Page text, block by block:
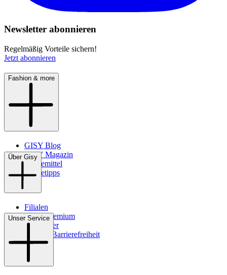
Newsletter abonnieren
Regelmäßig Vorteile sichern!
Jetzt abonnieren
Fashion & more
GISY Blog
GISY Magazin
Pflegemittel
Pflegetipps
Über Gisy
Filialen
WMS-Premium
Newsletter
Digitale Barrierefreiheit
Unser Service